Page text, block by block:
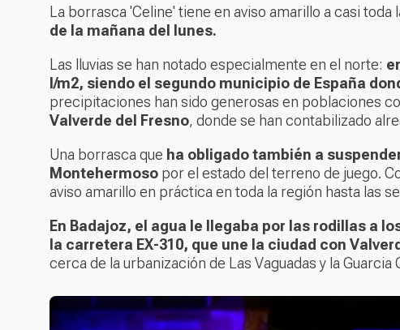
La borrasca 'Celine' tiene en aviso amarillo a casi
de la mañana del lunes.
Las lluvias se han notado especialmente en el norte:
l/m2, siendo el segundo municipio de España
precipitaciones han sido generosas en poblaciones
Valverde del Fresno, donde se han contabilizado
Una borrasca que ha obligado también a
Montehermoso por el estado del terreno de juego.
aviso amarillo en práctica en toda la región hasta las
En Badajoz, el agua le llegaba por las rodillas a
la carretera EX-310, que une la ciudad con
cerca de la urbanización de Las Vaguadas y la